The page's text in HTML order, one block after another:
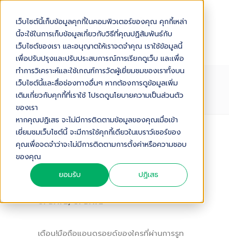
เว็บไซต์นี้เก็บข้อมูลคุกกี้ในคอมพิวเตอร์ของคุณ คุกกี้เหล่า
นี้จะใช้ในการเก็บข้อมูลเกี่ยวกับวิธีที่คุณปฏิสัมพันธ์กับ
เว็บไซต์ของเรา และอนุญาตให้เราจดจำคุณ เราใช้ข้อมูลนี้
เพื่อปรับปรุงและปรับประสบการณ์การเรียกดูเว็บ และเพื่อ
ทำการวิเคราะห์และใช้เกณฑ์การวัดผู้เยี่ยมชมของเราทั้งบน
เว็บไซต์นี้และสื่อช่องทางอื่นๆ หากต้องการดูข้อมูลเพิ่ม
เติมเกี่ยวกับคุกกี้ที่เราใช้ โปรดดูนโยบายความเป็นส่วนตัว
ของเรา
หากคุณปฏิเสธ จะไม่มีการติดตามข้อมูลของคุณเมื่อเข้า
เยี่ยมชมเว็บไซต์นี้ จะมีการใช้คุกกี้เดียวในเบราว์เซอร์ของ
คุณเพื่อจดจำว่าจะไม่มีการติดตามการตั้งค่าหรือความชอบ
ของคุณ
ยอมรับ
ปฏิเสธ
NETFLIX ห้ามมือถือแอนดรอยด์ที่รูท
แล้วโหลดแอพผ่าน PLAY STORE!
Audio Version
15/ 05/ 2017
GOOGLE
ANDROID APPPLICATION
GOOGLE PLAY STORE,TECHNOLOGY
UPDATE,UPDATE
เตือน!มือถือแอนดรอยด์ของใครที่ผ่านการรูท